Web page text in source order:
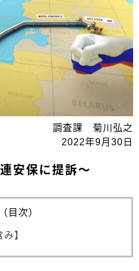
調査課 菊川弘之
2022年9月30日
安保に提訴～
目次）
】